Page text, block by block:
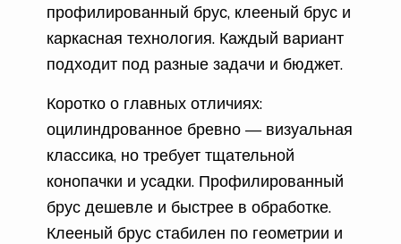
профилированный брус, клееный брус и
каркасная технология. Каждый вариант
подходит под разные задачи и бюджет.
Коротко о главных отличиях:
оцилиндрованное бревно — визуальная
классика, но требует тщательной
конопачки и усадки. Профилированный
брус дешевле и быстрее в обработке.
Клееный брус стабилен по геометрии и